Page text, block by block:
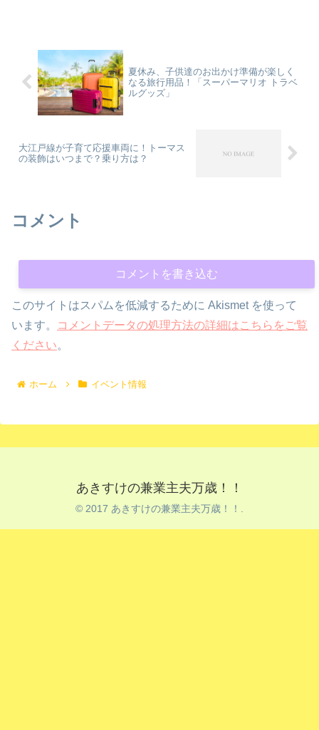
夏休み、子供達のお出かけ準備が楽しく
なる旅行用品！「スーパーマリオ トラベ
ルグッズ」
大江戸線が子育て応援車両に！トーマス
の装飾はいつまで？乗り方は？
コメント
コメントを書き込む
このサイトはスパムを低減するために Akismet を使って
います。
コメントデータの処理方法の詳細はこちらをご覧
ください。
ホーム イベント情報
あきすけの兼業主夫万歳！！
© 2017 あきすけの兼業主夫万歳！！.